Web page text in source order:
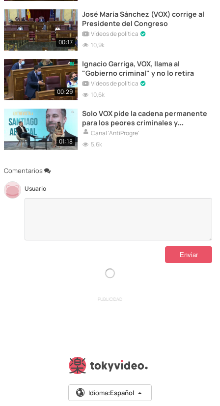
Comentarios
Usuario
00:17
José María Sánchez (VOX) corrige al
Presidente del Congreso
Vídeos de política
10,9k
00:29
Ignacio Garriga, VOX, llama al
"Gobierno criminal" y no lo retira
Vídeos de política
10,6k
01:18
Solo VOX pide la cadena permanente
para los peores criminales y
violadores.
Canal 'AntiProgre'
5,6k
PUBLICIDAD
Idioma:Español